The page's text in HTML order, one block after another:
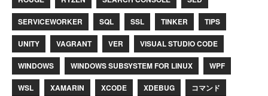
SERVICEWORKER SQL SSL TINKER TIPS
UNITY VAGRANT VER VISUAL STUDIO CODE
WINDOWS WINDOWS SUBSYSTEM FOR LINUX WPF
WSL XAMARIN XCODE XDEBUG コマンド